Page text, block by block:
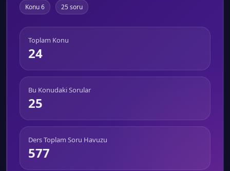
Konu 6 25 soru
Toplam Konu
24
Bu Konudaki Sorular
25
Ders Toplam Soru Havuzu
577